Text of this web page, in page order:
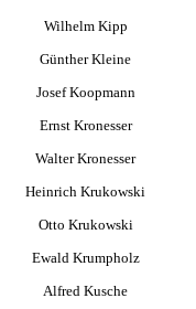
Wilhelm Kipp
Günther Kleine
Josef Koopmann
Ernst Kronesser
Walter Kronesser
Heinrich Krukowski
Otto Krukowski
Ewald Krumpholz
Alfred Kusche